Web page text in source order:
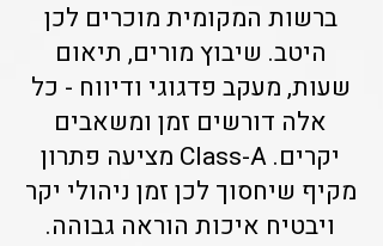
ברשות המקומית מוכרים לכן
היטב. שיבוץ מורים, תיאום
שעות, מעקב פדגוגי ודיווח - כל
אלה דורשים זמן ומשאבים
יקרים. Class-A מציעה פתרון
מקיף שיחסוך לכן זמן ניהולי יקר
ויבטיח איכות הוראה גבוהה.